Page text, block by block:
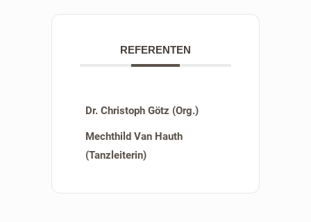
REFERENTEN
Dr. Christoph Götz (Org.)
Mechthild Van Hauth
(Tanzleiterin)